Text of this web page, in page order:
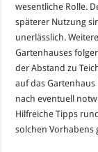
wesentliche Rolle.
späterer Nutzung
unerlässlich.
Gartenhauses
der Abstand zu
auf das Gartenhaus
nach eventuell
Hilfreiche Tipps
solchen Vorhabens